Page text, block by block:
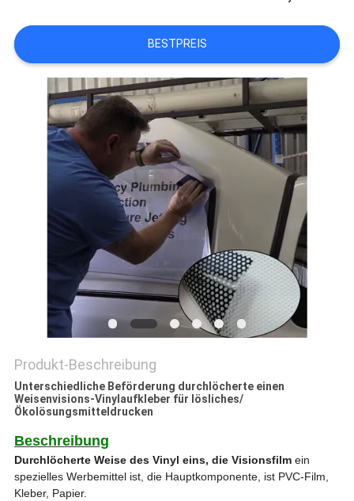
SITEMAP
PRIVACY
POLICY
BESTPREIS
Produkt-Beschreibung
Unterschiedliche Beförderung durchlöcherte einen
Weisenvisions-Vinylaufkleber für lösliches/
Ökolösungsmitteldrucken
Beschreibung
Durchlöcherte Weise des Vinyl eins, die Visionsfilmein
spezielles Werbemittel ist, die Hauptkomponente, ist PVC-Film,
Kleber, Papier.